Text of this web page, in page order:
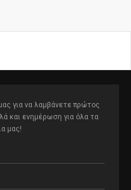
για να λαμβάνετε πρώτος
και ενημέρωση για όλα τα
μας!